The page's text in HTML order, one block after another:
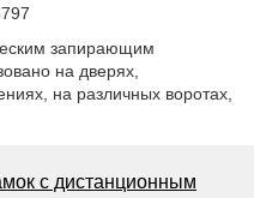
запирающим
на дверях,
на различных воротах,
с дистанционным